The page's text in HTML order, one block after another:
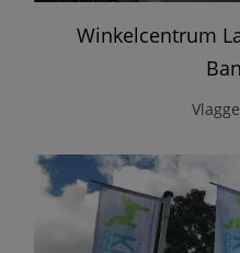
Winkelcentrum